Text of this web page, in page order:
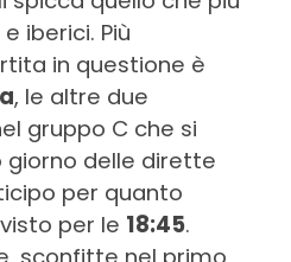
iberici. Più
in questione è
, le altre due
gruppo C che si
giorno delle dirette
per quanto
per le 18:45.